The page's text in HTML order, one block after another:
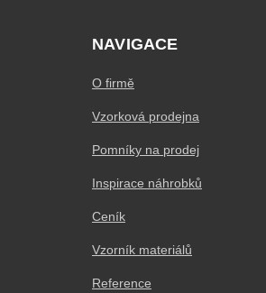
NAVIGACE
O firmě
Vzorková prodejna
Pomníky na prodej
Inspirace náhrobků
Ceník
Vzorník materiálů
Reference